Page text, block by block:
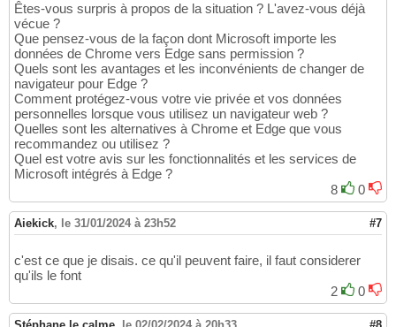
Êtes-vous surpris à propos de la situation ? L'avez-vous déjà
vécue ?
Que pensez-vous de la façon dont Microsoft importe les
données de Chrome vers Edge sans permission ?
Quels sont les avantages et les inconvénients de changer de
navigateur pour Edge ?
Comment protégez-vous votre vie privée et vos données
personnelles lorsque vous utilisez un navigateur web ?
Quelles sont les alternatives à Chrome et Edge que vous
recommandez ou utilisez ?
Quel est votre avis sur les fonctionnalités et les services de
Microsoft intégrés à Edge ?
8
0
Aiekick, le 31/01/2024 à 23h52 #7
c'est ce que je disais. ce qu'il peuvent faire, il faut considerer
qu'ils le font
2
0